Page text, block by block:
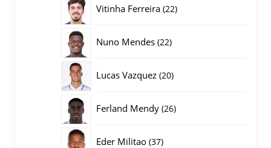
Vitinha Ferreira 2222
Nuno Mendes 2222
Lucas Vazquez 2020
Ferland Mendy 2626
Eder Militao 3737